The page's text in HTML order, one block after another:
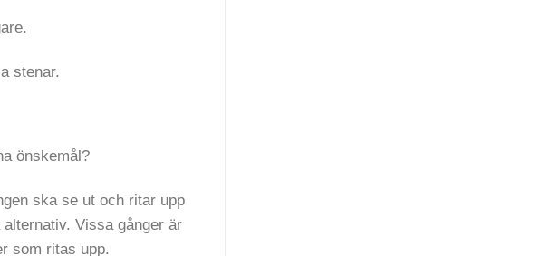
stenar.
önskemål?
ska se ut och ritar upp
Vissa gånger är
som ritas upp.